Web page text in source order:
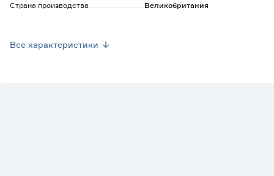
Страна производства Великобритания
Все характеристики